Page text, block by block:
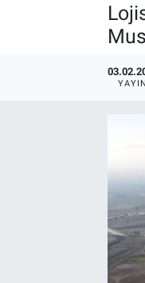
Depolama
Enerjisini
Endüstri 4.0
Ağır Sanayi